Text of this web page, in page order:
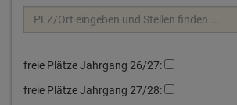
freie Plätze Jahrgang 26/27:
freie Plätze Jahrgang 27/28: